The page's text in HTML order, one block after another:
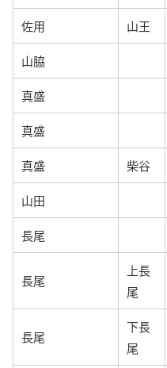
佐用 山王
山脇
真盛
真盛
真盛 柴谷
山田
長尾
長尾
上長
尾
長尾
下長
尾